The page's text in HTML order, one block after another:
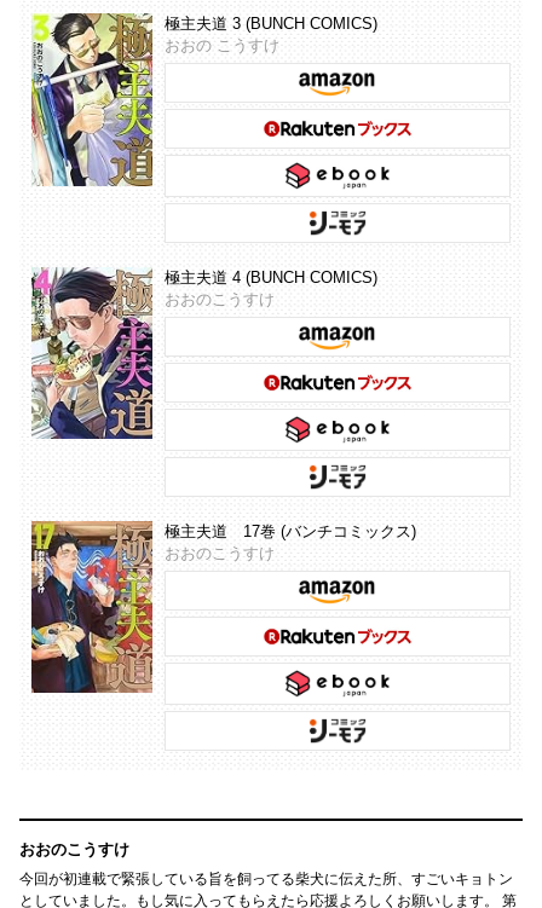
極主夫道 3 (BUNCH COMICS)
おおの こうすけ
極主夫道 4 (BUNCH COMICS)
おおのこうすけ
極主夫道 17巻 (バンチコミックス)
おおのこうすけ
おおのこうすけ
今回が初連載で緊張している旨を飼ってる柴犬に伝えた所、すごいキョトン
としていました。もし気に入ってもらえたら応援よろしくお願いします。 第